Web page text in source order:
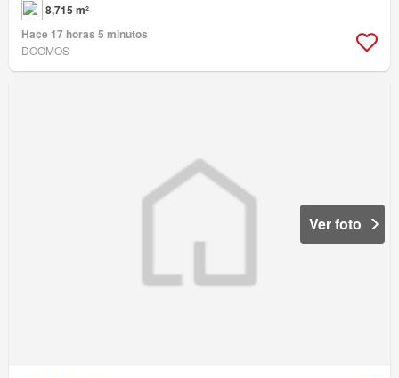
8,715 m²
Hace 17 horas 5 minutos
DOOMOS
Ver foto